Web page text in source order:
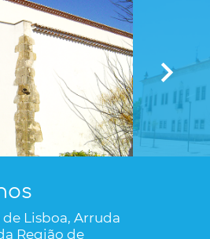
Lisboa, Arruda
Região de